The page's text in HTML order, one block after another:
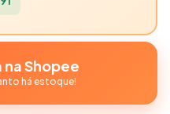
Shopee
há estoque!